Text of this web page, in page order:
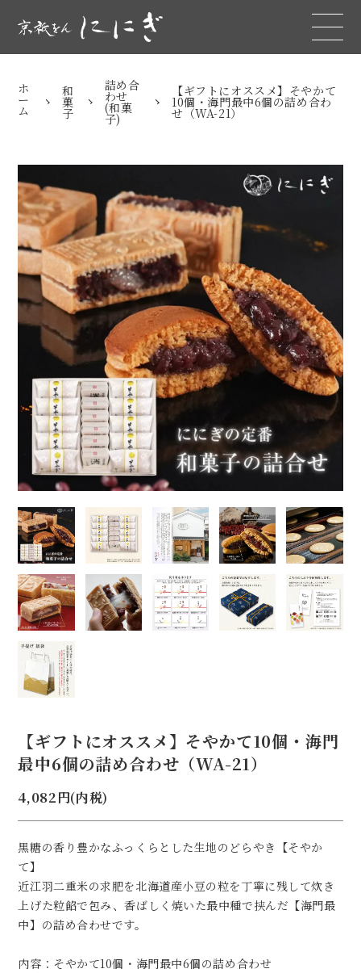
ホ
ー
ム
和
菓
子
詰め合
わせ
(和菓
子)
【ギフトにオススメ】そやかて
10個・海門最中6個の詰め合わ
せ（WA-21）
【ギフトにオススメ】そやかて10個・海門
最中6個の詰め合わせ（WA-21）
4,082円(内税)
黒糖の香り豊かなふっくらとした生地のどらやき【そやか
て】
近江羽二重米の求肥を北海道産小豆の粒を丁寧に残して炊き
上げた粒餡で包み、香ばしく焼いた最中種で挟んだ【海門最
中】の詰め合わせです。
内容：そやかて10個・海門最中6個の詰め合わせ